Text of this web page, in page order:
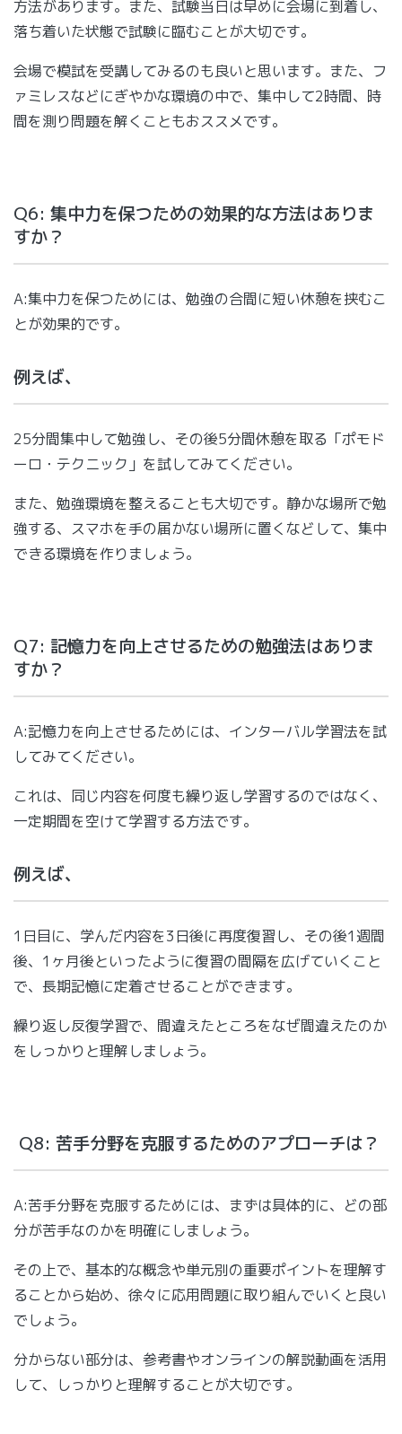
方法があります。また、試験当日は早めに会場に到着し、
落ち着いた状態で試験に臨むことが大切です。
会場で模試を受講してみるのも良いと思います。また、フ
ァミレスなどにぎやかな環境の中で、集中して2時間、時
間を測り問題を解くこともおススメです。
Q6: 集中力を保つための効果的な方法はありま
すか？
A:集中力を保つためには、勉強の合間に短い休憩を挟むこ
とが効果的です。
例えば、
25分間集中して勉強し、その後5分間休憩を取る「ポモド
ーロ・テクニック」を試してみてください。
また、勉強環境を整えることも大切です。静かな場所で勉
強する、スマホを手の届かない場所に置くなどして、集中
できる環境を作りましょう。
Q7: 記憶力を向上させるための勉強法はありま
すか？
A:記憶力を向上させるためには、インターバル学習法を試
してみてください。
これは、同じ内容を何度も繰り返し学習するのではなく、
一定期間を空けて学習する方法です。
例えば、
1日目に、学んだ内容を3日後に再度復習し、その後1週間
後、1ヶ月後といったように復習の間隔を広げていくこと
で、長期記憶に定着させることができます。
繰り返し反復学習で、間違えたところをなぜ間違えたのか
をしっかりと理解しましょう。
Q8: 苦手分野を克服するためのアプローチは？
A:苦手分野を克服するためには、まずは具体的に、どの部
分が苦手なのかを明確にしましょう。
その上で、基本的な概念や単元別の重要ポイントを理解す
ることから始め、徐々に応用問題に取り組んでいくと良い
でしょう。
分からない部分は、参考書やオンラインの解説動画を活用
して、しっかりと理解することが大切です。